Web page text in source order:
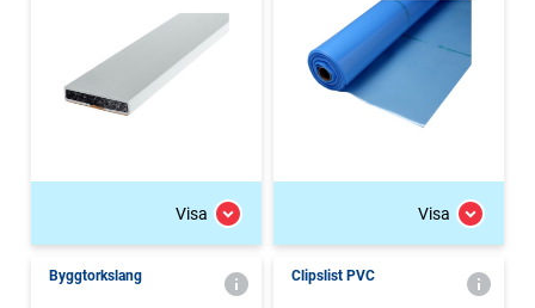
Visa Visa
Byggtorkslang Clipslist PVC